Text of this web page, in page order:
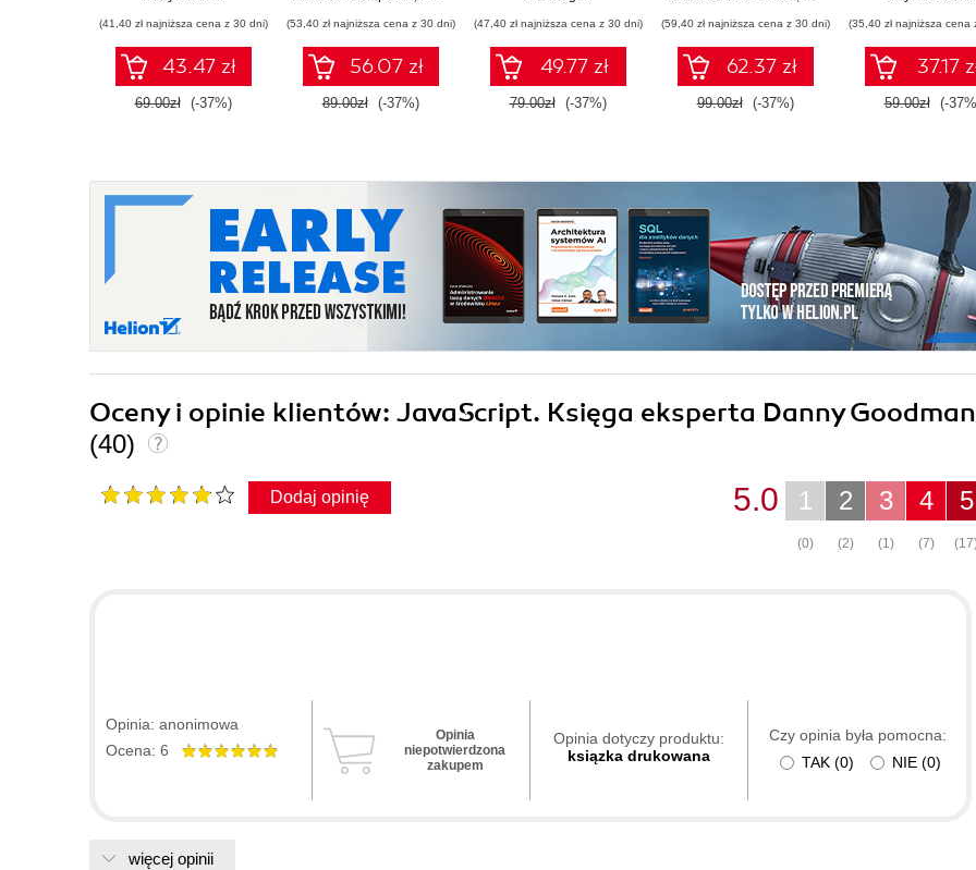
(41,40 zł najniższa cena z 30 dni)
43.47 zł
69.00zł (-37%)
15. Wydanie IV
(53,40 zł najniższa cena z 30 dni)
56.07 zł
89.00zł (-37%)
językom Python i
JavaScript
(47,40 zł najniższa cena z 30 dni)
49.77 zł
79.00zł (-37%)
(59,40 zł najniższa cena z 30 dni)
62.37 zł
99.00zł (-37%)
(35,40 zł najniższa cena
37.17
59.00zł (-
Oceny i opinie klientów: JavaScript. Księga eksperta Danny Goodman
(40)
Dodaj opinię 5
4
(7)
3
(1)
2
(2)
1
(0)
5.0
Opinia: anonimowa
Ocena: 6
Opinia
niepotwierdzona
zakupem
Opinia dotyczy produktu:
ksiązka drukowana
Czy opinia była pomocna:
TAK (0) NIE (0)
więcej opinii